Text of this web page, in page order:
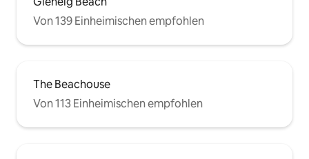
du ein bisschen Abenteuer magst,
kannst du nach Norden fahren und
Henley Beach erkunden. Im Süden liegt
bekannt ist. Die Glenelg-Straßenbahn
bringt dich direkt nach Adelaide CBD. Du
kannst auch viele Tagesausflüge von
Glenelg aus organisieren.
Gehminuten
Einkaufszentrum
genügend
Von 139 Einheimischen empfohlen
The Beachouse
Von 113 Einheimischen empfohlen